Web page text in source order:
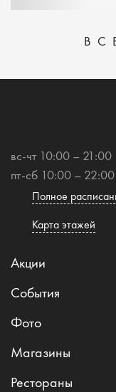
вс-чт 10:00 – 21:00
пт-сб 10:00 – 22:00
Полное
Карта этажей
Акции
События
Фото
Магазины
Рестораны